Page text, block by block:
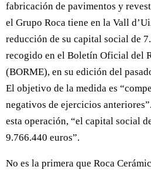
fabricación de pavimentos y
el Grupo Roca tiene en la Vall
reducción de su capital social de
recogido en el Boletín Oficial del
(BORME), en su edición del
El objetivo de la medida es
negativos de ejercicios
esta operación, “el capital social
9.766.440 euros”.
No es la primera que Roca